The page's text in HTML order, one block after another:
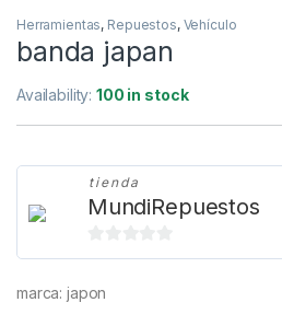
Herramientas, Repuestos, Vehículo
banda japan
Availability:100 in stock
tienda
MundiRepuestos
0
marca: japon